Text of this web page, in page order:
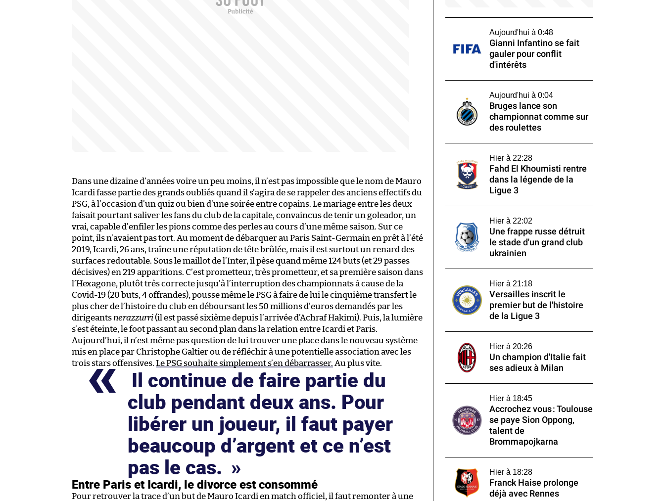
Dans une dizaine d’années voire un peu moins, il n’est pas impossible que le nom de Mauro
Icardi fasse partie des grands oubliés quand il s’agira de se rappeler des anciens effectifs du
PSG, à l’occasion d’un quiz ou bien d’une soirée entre copains. Le mariage entre les deux
faisait pourtant saliver les fans du club de la capitale, convaincus de tenir un goleador, un
vrai, capable d’enfiler les pions comme des perles au cours d’une même saison. Sur ce
point, ils n’avaient pas tort. Au moment de débarquer au Paris Saint-Germain en prêt à l’été
2019, Icardi, 26 ans, traîne une réputation de tête brûlée, mais il est surtout un renard des
surfaces redoutable. Sous le maillot de l’Inter, il pèse quand même 124 buts (et 29 passes
décisives) en 219 apparitions. C’est prometteur, très prometteur, et sa première saison dans
l’Hexagone, plutôt très correcte jusqu’à l’interruption des championnats à cause de la
Covid-19 (20 buts, 4 offrandes), pousse même le PSG à faire de lui le cinquième transfert le
plus cher de l’histoire du club en déboursant les 50 millions d’euros demandés par les
dirigeants nerazzurri(il est passé sixième depuis l’arrivée d’Achraf Hakimi). Puis, la lumière
s’est éteinte, le foot passant au second plan dans la relation entre Icardi et Paris.
Aujourd’hui, il n’est même pas question de lui trouver une place dans le nouveau système
mis en place par Christophe Galtier ou de réfléchir à une potentielle association avec les
trois stars offensives. Le PSG souhaite simplement s’en débarrasser. Au plus vite.
Il continue de faire partie du
club pendant deux ans. Pour
libérer un joueur, il faut payer
beaucoup d’argent et ce n’est
pas le cas.
Entre Paris et Icardi, le divorce est consommé
Pour retrouver la trace d’un but de Mauro Icardi en match officiel, il faut remonter à une
Aujourd'hui à 0:48
Gianni Infantino se fait
gauler pour conflit
d'intérêts
Aujourd'hui à 0:04
Bruges lance son
championnat comme sur
des roulettes
Hier à 22:28
Fahd El Khoumisti rentre
dans la légende de la
Ligue 3
Hier à 22:02
Une frappe russe détruit
le stade d'un grand club
ukrainien
Hier à 21:18
Versailles inscrit le
premier but de l'histoire
de la Ligue 3
Hier à 20:26
Un champion d'Italie fait
ses adieux à Milan
Hier à 18:45
Accrochez vous : Toulouse
se paye Sion Oppong,
talent de
Brommapojkarna
Hier à 18:28
Franck Haise prolonge
déjà avec Rennes